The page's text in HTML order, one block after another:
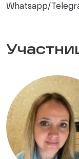
Whatsapp/